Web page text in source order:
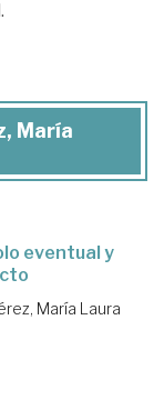
María
eventual y
María Laura